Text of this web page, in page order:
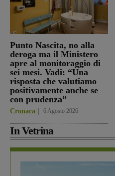
Punto Nascita, no alla
deroga ma il Ministero
apre al monitoraggio di
sei mesi. Vadi: “Una
risposta che valutiamo
positivamente anche se
con prudenza”
Cronaca 6 Agosto 2026
In Vetrina